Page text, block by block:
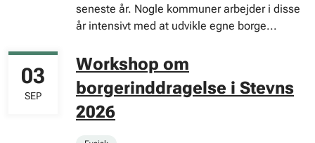
seneste år. Nogle kommuner arbejder i disse
år intensivt med at udvikle egne borge...
Workshop om
borgerinddragelse i Stevns
2026
03
SEP